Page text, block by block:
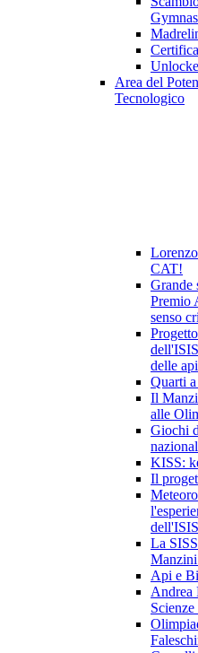
Area del
Tecnologico
CAT!
Grande
Premio
senso
delle api
Quarti
Il
alle
Giochi
KISS:
Il
La
Api e
Andrea